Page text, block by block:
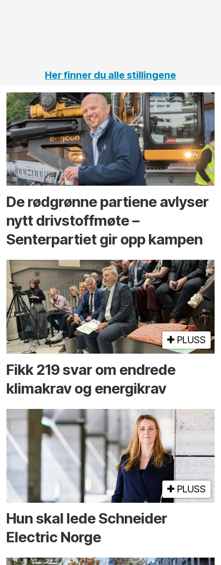
Her finner du alle stillingene
De rødgrønne partiene avlyser
nytt drivstoffmøte –
Senterpartiet gir opp kampen
PLUSS
Fikk 219 svar om endrede
klimakrav og energikrav
PLUSS
Hun skal lede Schneider
Electric Norge